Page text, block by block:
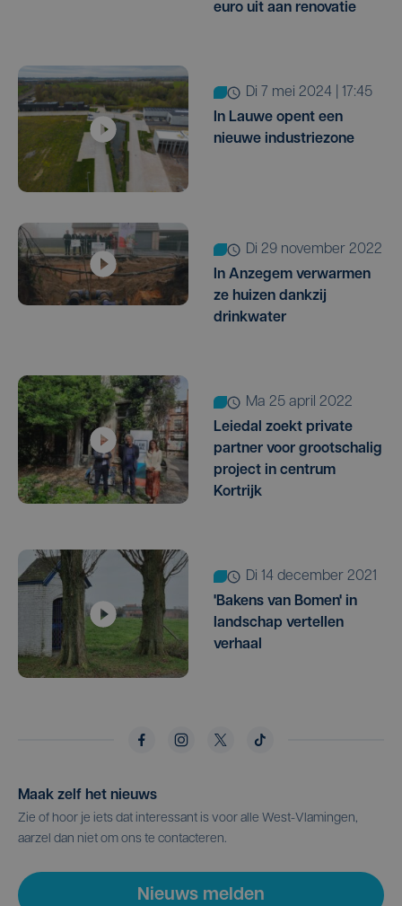
euro uit aan renovatie
di 7 mei 2024 | 17:45
In Lauwe opent een
nieuwe industriezone
di 29 november 2022
In Anzegem verwarmen
ze huizen dankzij
drinkwater
ma 25 april 2022
Leiedal zoekt private
partner voor grootschalig
project in centrum
Kortrijk
di 14 december 2021
'Bakens van Bomen' in
landschap vertellen
verhaal
Maak zelf het nieuws
Zie of hoor je iets dat interessant is voor alle West-Vlamingen,
aarzel dan niet om ons te contacteren.
Nieuws melden